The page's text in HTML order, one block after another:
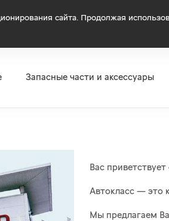
сайта. Продолжая
Запасные части и аксессуары
Вас
Автокласс — это
Мы предлагаем